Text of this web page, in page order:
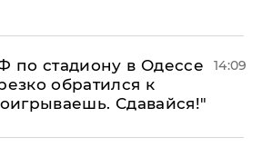
по стадиону в Одессе
обратился к
Сдавайся!"
14:09